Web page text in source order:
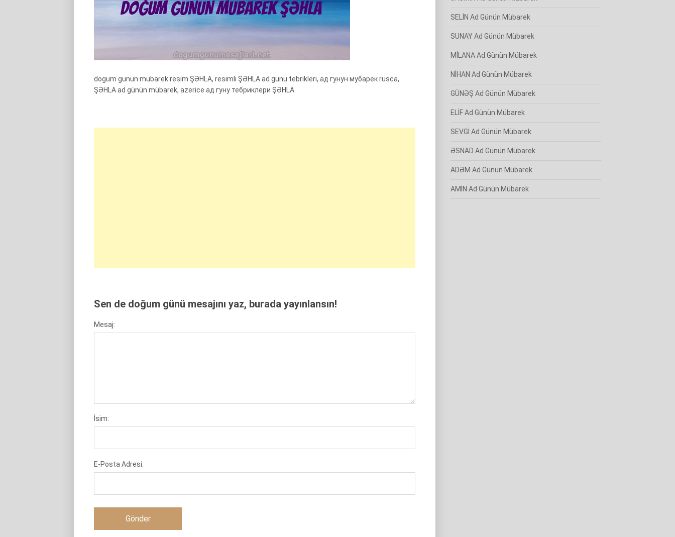
dogum gunun mubarek resim ŞƏHLA, resimli ŞƏHLA ad gunu tebrikleri, ад гунун мубарек rusca,
ŞƏHLA ad günün mübarek, azerice ад гуну тебриклери ŞƏHLA
Sen de doğum günü mesajını yaz, burada yayınlansın!
Mesaj:
İsim:
E-Posta Adresi:
SELİN Ad Günün Mübarek
SUNAY Ad Günün Mübarek
MİLANA Ad Günün Mübarek
NİHAN Ad Günün Mübarek
GÜNƏŞ Ad Günün Mübarek
ELİF Ad Günün Mübarek
SEVGİ Ad Günün Mübarek
ƏSNAD Ad Günün Mübarek
ADƏM Ad Günün Mübarek
AMİN Ad Günün Mübarek